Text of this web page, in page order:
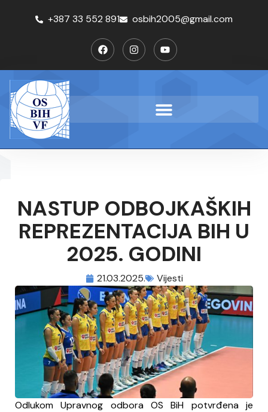
+387 33 552 891 osbih2005@gmail.com
NASTUP ODBOJKAŠKIH
REPREZENTACIJA BIH U
2025. GODINI
21.03.2025. Vijesti
Odlukom Upravnog odbora OS BiH potvrđena je